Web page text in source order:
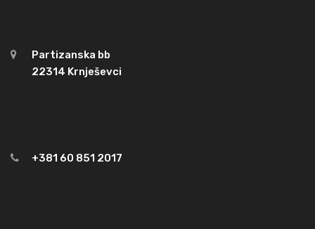
Partizanska bb
22314 Krnješevci
+381 60 851 2017